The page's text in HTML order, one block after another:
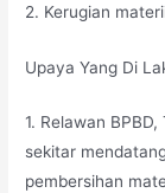
2. Kerugian
Upaya Yang Di
1. Relawan
sekitar
pembersihan